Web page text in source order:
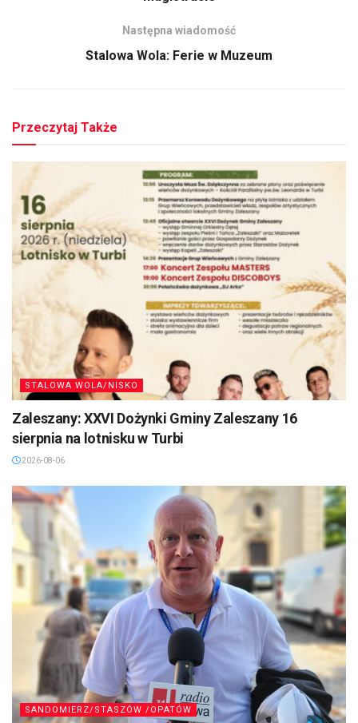
Następna wiadomość
Stalowa Wola: Ferie w Muzeum
Przeczytaj Także
STALOWA WOLA/NISKO
Zaleszany: XXVI Dożynki Gminy Zaleszany 16
sierpnia na lotnisku w Turbi
2026-08-06
SANDOMIERZ/STASZÓW /OPATÓW